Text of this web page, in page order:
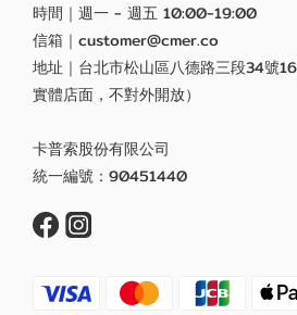
時間｜週一 - 週五 10:00-19:00
信箱｜customer@cmer.co
地址｜台北市松山區八德路三段34號
實體店面，不對外開放）
卡普索股份有限公司
統一編號：90451440